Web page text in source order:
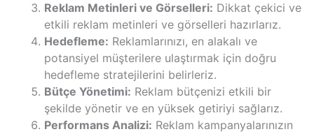
Reklam Metinleri ve Görselleri: Dikkat çekici ve
etkili reklam metinleri ve görselleri hazırlarız.
Hedefleme: Reklamlarınızı, en alakalı ve
potansiyel müşterilere ulaştırmak için doğru
hedefleme stratejilerini belirleriz.
Bütçe Yönetimi: Reklam bütçenizi etkili bir
şekilde yönetir ve en yüksek getiriyi sağlarız.
Performans Analizi: Reklam kampanyalarınızın